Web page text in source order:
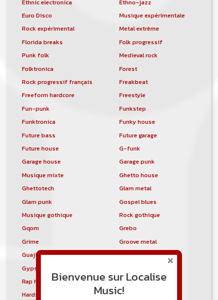
Ethnic electronica
Ethno-jazz
Euro Disco
Musique expérimentale
Rock expérimental
Metal extrême
Florida breaks
Folk progressif
Punk folk
Medieval rock
Folktronica
Forest
Rock progressif français
Freakbeat
Freeform hardcore
Freestyle
Fun-punk
Funkstep
Funktronica
Funky house
Future bass
Future garage
Future house
G-funk
Garage house
Garage punk
Musique mixte
Ghetto house
Ghettotech
Glam metal
Glam punk
Gospel blues
Musique gothique
Rock gothique
Gqom
Grebo
Grime
Groove metal
Guajira
Guaracha
Gypsy punk
Rap hardcore
Industrial hardcore
Hardstep
Hardstyle
Bienvenue sur Localise
Music!